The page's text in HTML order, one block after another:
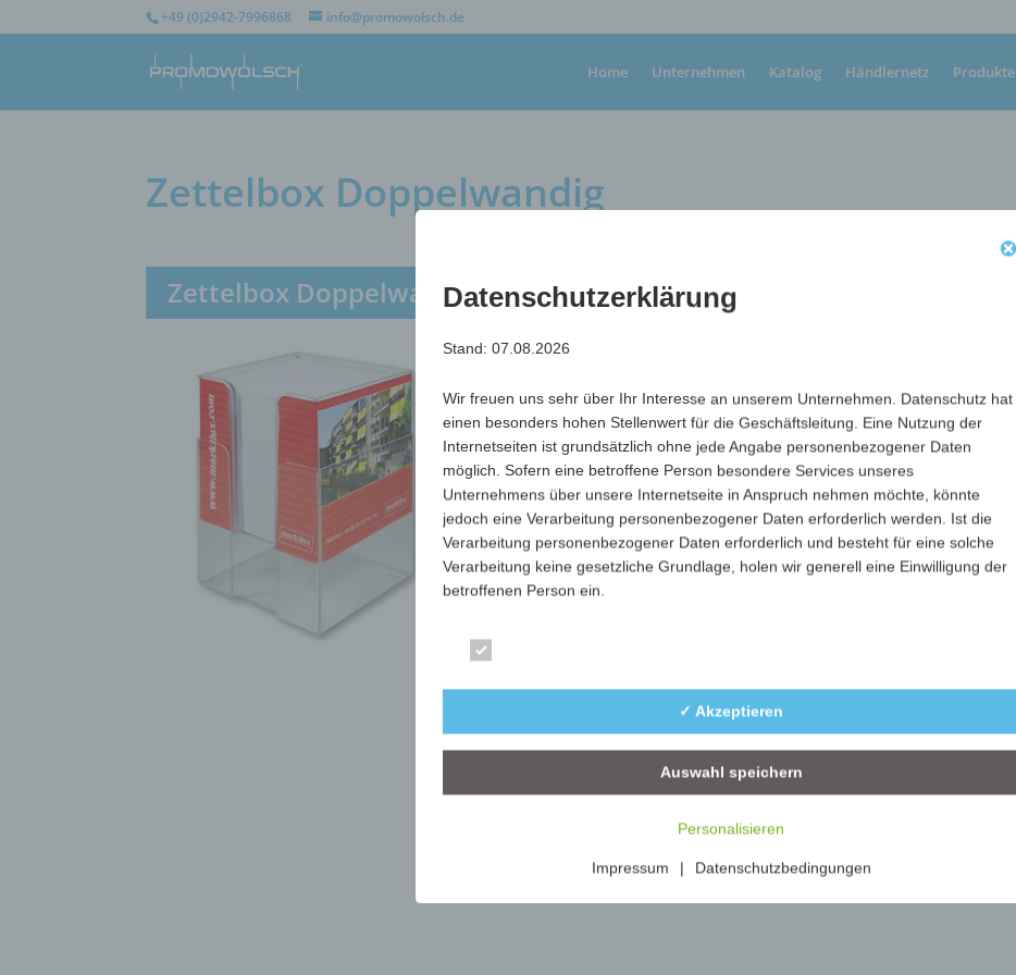
+49 (0)2942-7996868 info@promowolsch.de
Home Unternehmen Katalog Händlernetz Produkte
Zettelbox Doppelwandig
Zettelbox Doppelwandig
Zettelbox (bedruckte Banderole eingelegt), inkl. Papier
max. Werbefläche
96 x 338 mm
Art.-Nr. Variante Mindestmenge
103-ip inkl. Papier 100
Datenschutzerklärung
Stand: 07.08.2026
Wir freuen uns sehr über Ihr Interesse an unserem Unternehmen. Datenschutz hat
einen besonders hohen Stellenwert für die Geschäftsleitung. Eine Nutzung der
Internetseiten ist grundsätzlich ohne jede Angabe personenbezogener Daten
möglich. Sofern eine betroffene Person besondere Services unseres
Unternehmens über unsere Internetseite in Anspruch nehmen möchte, könnte
jedoch eine Verarbeitung personenbezogener Daten erforderlich werden. Ist die
Verarbeitung personenbezogener Daten erforderlich und besteht für eine solche
Verarbeitung keine gesetzliche Grundlage, holen wir generell eine Einwilligung der
betroffenen Person ein.
Die Verarbeitung personenbezogener Daten, beispielsweise des Namens, der
Anschrift, E-Mail-Adresse oder Telefonnummer einer betroffenen Person, erfolgt
stets im Einklang mit der Datenschutz-Grundverordnung und in Übereinstimmung
mit den für uns geltenden landesspezifischen Datenschutzbestimmungen. Mittels
dieser Datenschutzerklärung möchte unser Unternehmen die Öffentlichkeit über
personenbezogenen Daten informieren. Ferner werden betroffene Personen mittels
Wir haben als für die Verarbeitung Verantwortlicher zahlreiche technische und
organisatorische Maßnahmen umgesetzt, um einen möglichst lückenlosen Schutz
der über diese Internetseite verarbeiteten personenbezogenen Daten
✓ Akzeptieren
Auswahl speichern
Personalisieren
Impressum | Datenschutzbedingungen